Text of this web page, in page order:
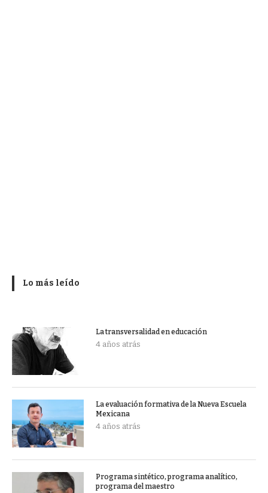
Lo más leído
La transversalidad en educación
4 años atrás
La evaluación formativa de la Nueva Escuela
Mexicana
4 años atrás
Programa sintético, programa analítico,
programa del maestro